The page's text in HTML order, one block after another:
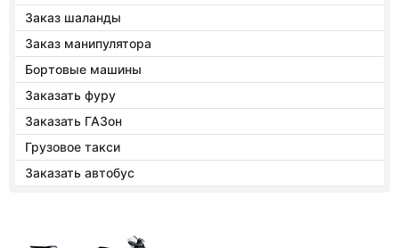
Заказ шаланды
Заказ манипулятора
Бортовые машины
Заказать фуру
Заказать ГАЗон
Грузовое такси
Заказать автобус